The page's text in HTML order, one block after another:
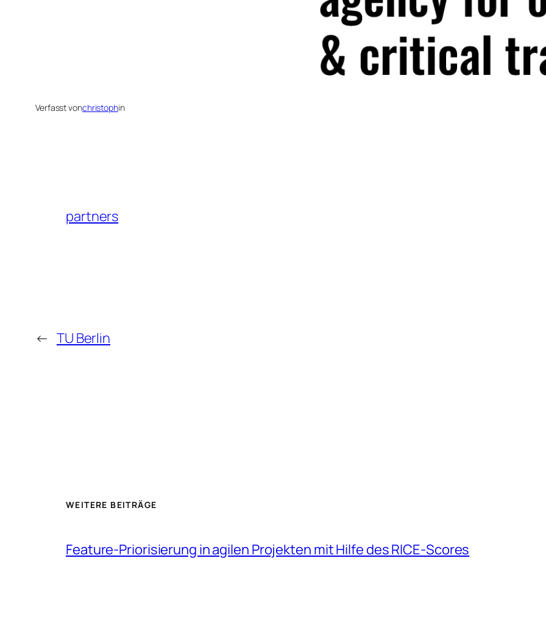
Verfasst vonchristophin
partners
← TU Berlin
WEITERE BEITRÄGE
Feature-Priorisierung in agilen Projekten mit Hilfe des RICE-Scores